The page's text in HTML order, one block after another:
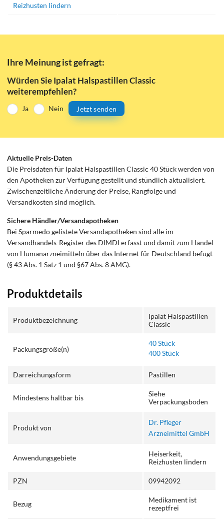
Reizhusten lindern
Ihre Meinung ist gefragt:
Würden Sie Ipalat Halspastillen Classic
weiterempfehlen?
Ja Nein Jetzt senden
Aktuelle Preis-Daten
Die Preisdaten für Ipalat Halspastillen Classic 40 Stück werden von
den Apotheken zur Verfügung gestellt und stündlich aktualisiert.
Zwischenzeitliche Änderung der Preise, Rangfolge und
Versandkosten sind möglich.
Sichere Händler/Versandapotheken
Bei Sparmedo gelistete Versandapotheken sind alle im
Versandhandels-Register des DIMDI erfasst und damit zum Handel
von Humanarzneimitteln über das Internet für Deutschland befugt
(§ 43 Abs. 1 Satz 1 und §67 Abs. 8 AMG).
Produktdetails
Produktbezeichnung
Ipalat Halspastillen
Classic
Packungsgröße(n)
40 Stück
400 Stück
Darreichungsform Pastillen
Mindestens haltbar bis
Siehe
Verpackungsboden
Produkt von
Dr. Pfleger
Arzneimittel GmbH
Anwendungsgebiete
Heiserkeit,
Reizhusten lindern
PZN 09942092
Bezug
Medikament ist
rezeptfrei